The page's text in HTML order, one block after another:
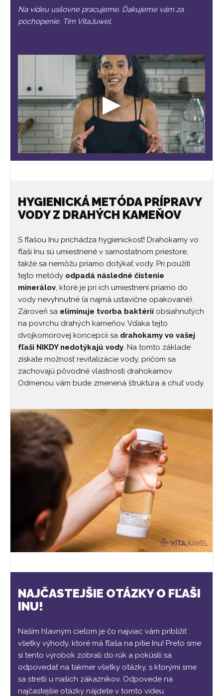
Na videu usilovne pracujeme. Ďakujeme vám za
pochopenie. Tím VitaJuwel.
HYGIENICKÁ METÓDA PRÍPRAVY
VODY Z DRAHÝCH KAMEŇOV
S fľašou Inu prichádza hygienickosť! Drahokamy vo
fľaši Inu sú umiestnené v samostatnom priestore,
takže sa nemôžu priamo dotýkať vody. Pri použití
tejto metódy odpadá následné čistenie
minerálov, ktoré je pri ich umiestnení priamo do
vody nevyhnutné (a najmä ustavične opakované).
Zároveň sa eliminuje tvorba baktérií obsiahnutých
na povrchu drahých kameňov. Vďaka tejto
dvojkomorovej koncepcii sa drahokamy vo vašej
fľaši NIKDY nedotýkajú vody. Na tomto základe
získate možnosť revitalizácie vody, pričom sa
zachovajú pôvodné vlastnosti drahokamov.
Odmenou vám bude zmenená štruktúra a chuť vody.
NAJČASTEJŠIE OTÁZKY O FĽAŠI
INU!
Naším hlavným cieľom je čo najviac vám priblížiť
všetky výhody, ktoré má fľaša na pitie Inu! Preto sme
si tento výrobok zobrali do rúk a pokúsili sa
odpovedať na takmer všetky otázky, s ktorými sme
sa stretli u našich zákazníkov. Odpovede na
najčastejšie otázky nájdete v tomto videu.